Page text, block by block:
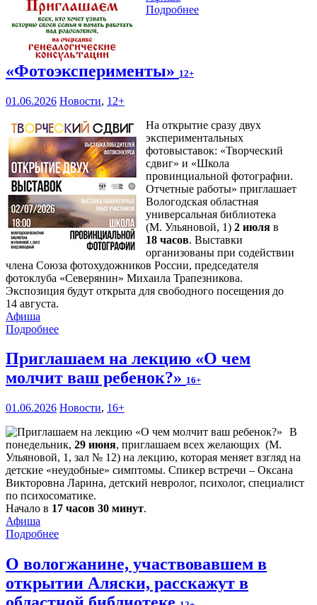
Подробнее
«Фотоэксперименты» 12+
01.06.2026 Новости, 12+
На открытие сразу двух
экспериментальных
фотовыставок: «Творческий
сдвиг» и «Школа
провинциальной фотографии.
Отчетные работы» приглашает
Вологодская областная
универсальная библиотека
(М. Ульяновой, 1) 2 июля в
18 часов. Выставки
организованы при содействии
члена Союза фотохудожников России, председателя
фотоклуба «Северянин» Михаила Трапезникова.
Экспозиция будут открыта для свободного посещения до
14 августа.
Афиша
Подробнее
Приглашаем на лекцию «О чем
молчит ваш ребенок?» 16+
01.06.2026 Новости, 16+
В
понедельник, 29 июня, приглашаем всех желающих (М.
Ульяновой, 1, зал № 12) на лекцию, которая меняет взгляд на
детские «неудобные» симптомы. Спикер встречи – Оксана
Викторовна Ларина, детский невролог, психолог, специалист
по психосоматике.
Начало в 17 часов 30 минут.
Афиша
Подробнее
О вологжанине, участвовавшем в
открытии Аляски, расскажут в